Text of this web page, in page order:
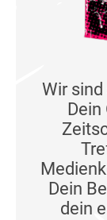
Wir
Dein
Dein
dein